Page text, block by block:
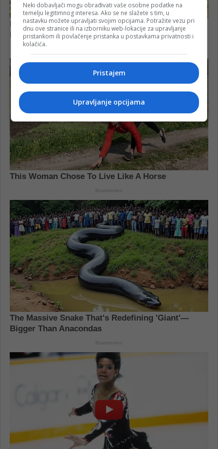
Neki dobavljači mogu obrađivati vaše osobne podatke na
temelju legitimnog interesa. Ako se ne slažete s tim, u
nastavku možete upravljati svojim opcijama. Potražite vezu pri
dnu ove stranice ili na izborniku web-lokacije za upravljanje
pristankom ili povlačenje pristanka u postavkama privatnosti i
kolačića.
Pristajem
Upravljanje opcijama